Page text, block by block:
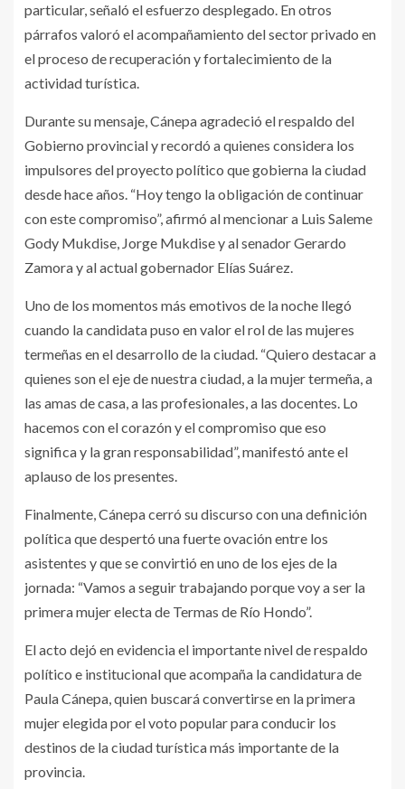
particular, señaló el esfuerzo desplegado. En otros
párrafos valoró el acompañamiento del sector privado en
el proceso de recuperación y fortalecimiento de la
actividad turística.
Durante su mensaje, Cánepa agradeció el respaldo del
Gobierno provincial y recordó a quienes considera los
impulsores del proyecto político que gobierna la ciudad
desde hace años. “Hoy tengo la obligación de continuar
con este compromiso”, afirmó al mencionar a Luis Saleme
Gody Mukdise, Jorge Mukdise y al senador Gerardo
Zamora y al actual gobernador Elías Suárez.
Uno de los momentos más emotivos de la noche llegó
cuando la candidata puso en valor el rol de las mujeres
termeñas en el desarrollo de la ciudad. “Quiero destacar a
quienes son el eje de nuestra ciudad, a la mujer termeña, a
las amas de casa, a las profesionales, a las docentes. Lo
hacemos con el corazón y el compromiso que eso
significa y la gran responsabilidad”, manifestó ante el
aplauso de los presentes.
Finalmente, Cánepa cerró su discurso con una definición
política que despertó una fuerte ovación entre los
asistentes y que se convirtió en uno de los ejes de la
jornada: “Vamos a seguir trabajando porque voy a ser la
primera mujer electa de Termas de Río Hondo”.
El acto dejó en evidencia el importante nivel de respaldo
político e institucional que acompaña la candidatura de
Paula Cánepa, quien buscará convertirse en la primera
mujer elegida por el voto popular para conducir los
destinos de la ciudad turística más importante de la
provincia.